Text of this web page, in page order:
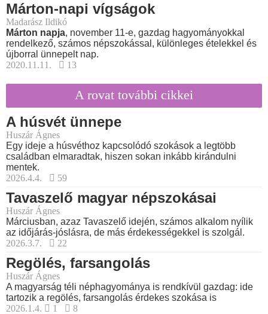
Márton-napi vígságok
Madarász Ildikó
Márton napja, november 11-e, gazdag hagyományokkal
rendelkező, számos népszokással, különleges ételekkel és
újborral ünnepelt nap.
2020.11.11.
13
A rovat további cikkei
A húsvét ünnepe
Huszár Ágnes
Egy ideje a húsvéthoz kapcsolódó szokások a legtöbb
családban elmaradtak, hiszen sokan inkább kirándulni
mentek.
2026.4.4.
59
Tavaszelő magyar népszokásai
Huszár Ágnes
Márciusban, azaz Tavaszelő idején, számos alkalom nyílik
az időjárás-jóslásra, de más érdekességekkel is szolgál.
2026.3.7.
22
Regölés, farsangolás
Huszár Ágnes
A magyarság téli néphagyománya is rendkívül gazdag: ide
tartozik a regölés, farsangolás érdekes szokása is
2026.1.4.
1 8